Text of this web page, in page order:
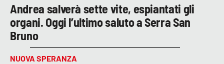
Andrea salverà sette vite, espiantati gli
organi. Oggi l’ultimo saluto a Serra San
Bruno
NUOVA SPERANZA